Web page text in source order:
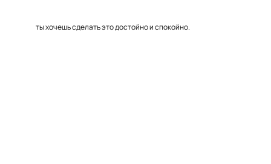
ты хочешь сделать это достойно и спокойно.